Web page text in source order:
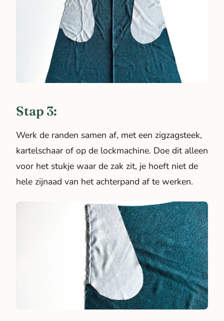
Stap 3:
Werk de randen samen af, met een zigzagsteek,
kartelschaar of op de lockmachine. Doe dit alleen
voor het stukje waar de zak zit, je hoeft niet de
hele zijnaad van het achterpand af te werken.